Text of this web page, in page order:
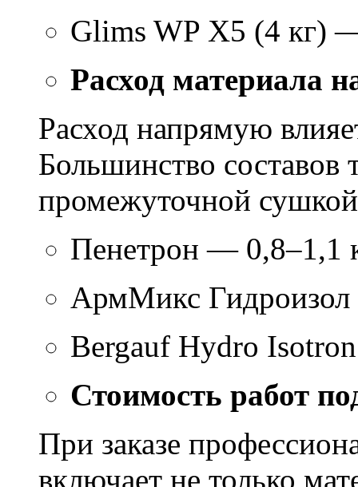
Glims WP X5 (4 кг)
Расход материала
Расход напрямую
Большинство составов
промежуточной
Пенетрон — 0,8–1,1
АрмМикс
Bergauf Hydro
Стоимость работ
При заказе
включает не только